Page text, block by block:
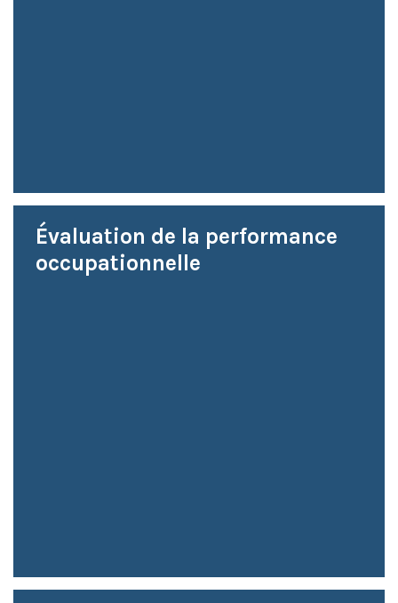
Évaluation de la performance
occupationnelle